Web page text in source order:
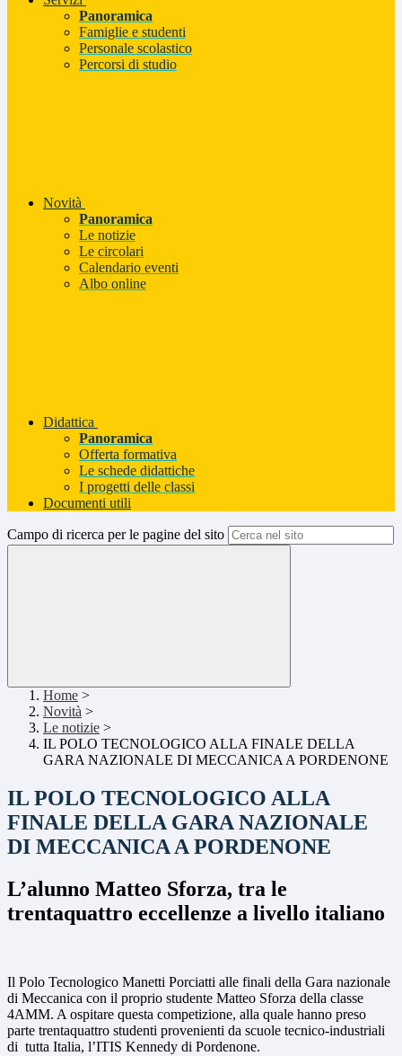
Panoramica
Famiglie e studenti
Personale scolastico
Percorsi di studio
Novità
Panoramica
Le notizie
Le circolari
Calendario eventi
Albo online
Didattica
Panoramica
Offerta formativa
Le schede didattiche
I progetti delle classi
Documenti utili
Campo di ricerca per le pagine del sito
Home >
Novità >
Le notizie >
IL POLO TECNOLOGICO ALLA FINALE DELLA
GARA NAZIONALE DI MECCANICA A PORDENONE
IL POLO TECNOLOGICO ALLA
FINALE DELLA GARA NAZIONALE
DI MECCANICA A PORDENONE
L’alunno Matteo Sforza, tra le
trentaquattro eccellenze a livello italiano
Il Polo Tecnologico Manetti Porciatti alle finali della Gara nazionale
di Meccanica con il proprio studente Matteo Sforza della classe
4AMM. A ospitare questa competizione, alla quale hanno preso
parte trentaquattro studenti provenienti da scuole tecnico-industriali
di tutta Italia, l’ITIS Kennedy di Pordenone.